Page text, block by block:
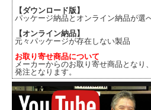
【ダウンロード版】
パッケージ納品とオンライン納品が選
【オンライン納品】
元々パッケージが存在しない製品
お取り寄せ商品について
メーカーからのお取り寄せ商品となり
発注となります。